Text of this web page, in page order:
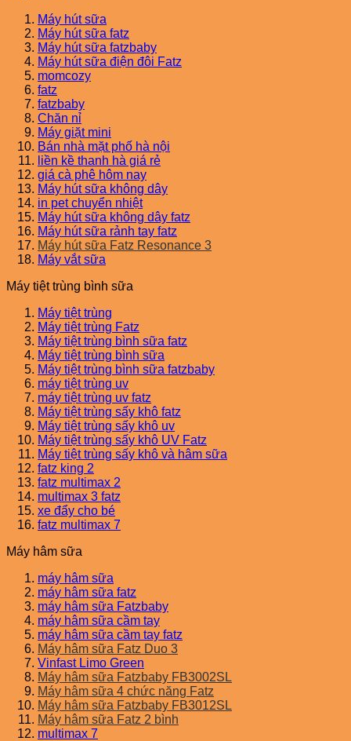
Máy hút sữa
Máy hút sữa fatz
Máy hút sữa fatzbaby
Máy hút sữa điện đôi Fatz
momcozy
fatz
fatzbaby
Chăn nỉ
Máy giặt mini
Bán nhà mặt phố hà nội
liền kề thanh hà giá rẻ
giá cà phê hôm nay
Máy hút sữa không dây
in pet chuyển nhiệt
Máy hút sữa không dây fatz
Máy hút sữa rảnh tay fatz
Máy hút sữa Fatz Resonance 3
Máy vắt sữa
Máy tiệt trùng bình sữa
Máy tiệt trùng
Máy tiệt trùng Fatz
Máy tiệt trùng bình sữa fatz
Máy tiệt trùng bình sữa
Máy tiệt trùng bình sữa fatzbaby
máy tiệt trùng uv
máy tiệt trùng uv fatz
Máy tiệt trùng sấy khô fatz
Máy tiệt trùng sấy khô uv
Máy tiệt trùng sấy khô UV Fatz
Máy tiệt trùng sấy khô và hâm sữa
fatz king 2
fatz multimax 2
multimax 3 fatz
xe đẩy cho bé
fatz multimax 7
Máy hâm sữa
máy hâm sữa
máy hâm sữa fatz
máy hâm sữa Fatzbaby
máy hâm sữa cầm tay
máy hâm sữa cầm tay fatz
Máy hâm sữa Fatz Duo 3
Vinfast Limo Green
Máy hâm sữa Fatzbaby FB3002SL
Máy hâm sữa 4 chức năng Fatz
Máy hâm sữa Fatzbaby FB3012SL
Máy hâm sữa Fatz 2 bình
multimax 7